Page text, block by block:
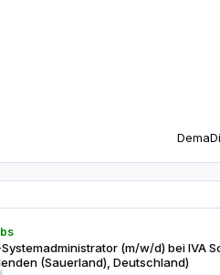
Dema
(m/w/d) bei IVA
(m/w/d) bei IVA
(Sauerland), Deutschland)